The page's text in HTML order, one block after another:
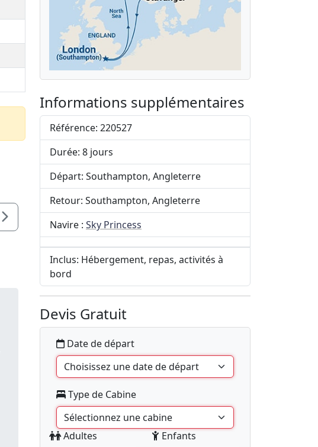
Informations supplémentaires
Référence: 220527
Durée: 8 jours
Départ: Southampton, Angleterre
Retour: Southampton, Angleterre
Navire : Sky Princess
Inclus: Hébergement, repas, activités à
bord
Devis Gratuit
Date de départ
Type de Cabine
Adultes Enfants